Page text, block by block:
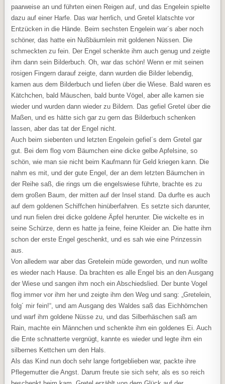
paarweise an und führten einen Reigen auf, und das Engelein spielte
dazu auf einer Harfe. Das war herrlich, und Gretel klatschte vor
Entzücken in die Hände. Beim sechsten Engelein war´s aber noch
schöner, das hatte ein Nußbäumlein mit goldenen Nüssen. Die
schmeckten zu fein. Der Engel schenkte ihm auch genug und zeigte
ihm dann sein Bilderbuch. Oh, war das schön! Wenn er mit seinen
rosigen Fingern darauf zeigte, dann wurden die Bilder lebendig,
kamen aus dem Bilderbuch und liefen über die Wiese. Bald waren es
Kätchchen, bald Mäuschen, bald bunte Vögel, aber alle kamen sie
wieder und wurden dann wieder zu Bildern. Das gefiel Gretel über die
Maßen, und es hätte sich gar zu gern das Bilderbuch schenken
lassen, aber das tat der Engel nicht.
Auch beim siebenten und letzten Engelein gefiel´s dem Gretel gar
gut. Bei dem flog vom Bäumchen eine dicke gelbe Apfelsine, so
schön, wie man sie nicht beim Kaufmann für Geld kriegen kann. Die
nahm es mit, und der gute Engel, der an dem letzten Bäumchen in
der Reihe saß, die rings um die engelswiese führte, brachte es zu
dem großen Baum, der mitten auf der Insel stand. Da durfte es auch
auf dem goldenen Schiffchen hinüberfahren. Es setzte sich darunter,
und nun fielen drei dicke goldene Äpfel herunter. Die wickelte es in
seine Schürze, denn es hatte ja feine, feine Kleider an. Die hatte ihm
schon der erste Engel geschenkt, und es sah wie eine Prinzessin
aus.
Von alledem war aber das Gretelein müde geworden, und nun wollte
es wieder nach Hause. Da brachten es alle Engel bis an den Ausgang
der Wiese und sangen ihm noch ein Abschiedslied. Der bunte Vogel
flog immer vor ihm her und zeigte ihm den Weg und sang: „Gretelein,
folg´ mir fein!“, und am Ausgang des Waldes saß das Eichhörnchen
und warf ihm goldene Nüsse zu, und das Silberhäschen saß am
Rain, machte ein Männchen und schenkte ihm ein goldenes Ei. Auch
die Ente schnatterte vergnügt, kannte es wieder und legte ihm ein
silbernes Kettchen um den Hals.
Als das Kind nun doch sehr lange fortgeblieben war, packte ihre
Pflegemutter die Angst. Darum freute sie sich sehr, als es so reich